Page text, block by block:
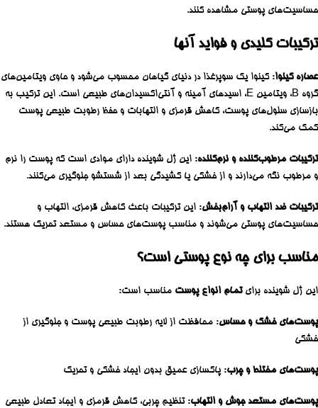
حساسیت‌های پوستی مشاهده کنند.
ترکیبات کلیدی و فواید آنها
عصاره کینوا: کینوا یک سوپرغذا در دنیای گیاهان محسوب می‌شود و حاوی ویتامین‌های
گروه B، ویتامین E، اسیدهای آمینه و آنتی‌اکسیدان‌های طبیعی است. این ترکیب به
بازسازی سلول‌های پوست، کاهش قرمزی و التهابات و حفظ رطوبت طبیعی پوست
کمک می‌کند.
ترکیبات مرطوب‌کننده و نرم‌کننده: این ژل شوینده دارای موادی است که پوست را نرم
و مرطوب نگه می‌دارند و از خشکی یا کشیدگی بعد از شستشو جلوگیری می‌کنند.
ترکیبات ضد التهاب و آرام‌بخش: این ترکیبات باعث کاهش قرمزی، التهاب و
حساسیت‌های پوستی می‌شوند و مناسب پوست‌های حساس و مستعد تحریک هستند.
مناسب برای چه نوع پوستی است؟
این ژل شوینده برایتمام انواع پوست مناسب است:
پوست‌های خشک و حساس: محافظت از لایه رطوبت طبیعی پوست و جلوگیری از
خشکی
پوست‌های مختلط و چرب: پاکسازی عمیق بدون ایجاد خشکی و تحریک
پوست‌های مستعد جوش و التهاب: تنظیم چربی، کاهش قرمزی و ایجاد تعادل طبیعی